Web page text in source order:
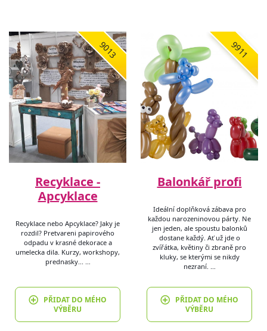
9013
Recyklace -
Apcyklace
Recyklace nebo Apcyklace? Jaky je
rozdil? Pretvareni papirového
odpadu v krasné dekorace a
umelecka dila. Kurzy, workshopy,
prednasky... …
PŘIDAT DO MÉHO
VÝBĚRU
9911
Balonkář profi
Ideální doplňková zábava pro
každou narozeninovou párty. Ne
jen jeden, ale spoustu balonků
dostane každý. Ať už jde o
zvířátka, květiny či zbraně pro
kluky, se kterými se nikdy
nezraní. …
PŘIDAT DO MÉHO
VÝBĚRU